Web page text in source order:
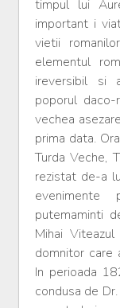
timpul lui
important i
vietii
elementul
ireversibil si
poporul
vechea
prima data.
Turda Veche,
rezistat de-a
evenimente
putemaminti
Mihai
domnitor care
In perioada
condusa de